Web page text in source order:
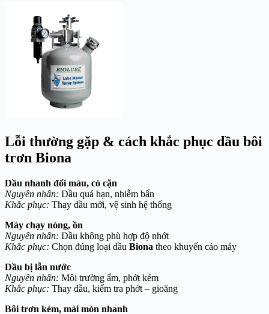
Lỗi thường gặp & cách khắc phục dầu bôi
trơn Biona
Dầu nhanh đổi màu, có cặn
Nguyên nhân: Dầu quá hạn, nhiễm bẩn
Khắc phục: Thay dầu mới, vệ sinh hệ thống
Máy chạy nóng, ồn
Nguyên nhân: Dầu không phù hợp độ nhớt
Khắc phục: Chọn đúng loại dầu Biona theo khuyến cáo máy
Dầu bị lẫn nước
Nguyên nhân: Môi trường ẩm, phớt kém
Khắc phục: Thay dầu, kiểm tra phớt – gioăng
Bôi trơn kém, mài mòn nhanh